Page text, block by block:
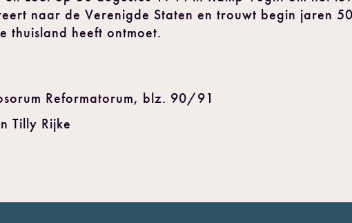
naar de Verenigde Staten en trouwt begin jaren
thuisland heeft ontmoet.
Reformatorum, blz. 90/91
Tilly Rijke